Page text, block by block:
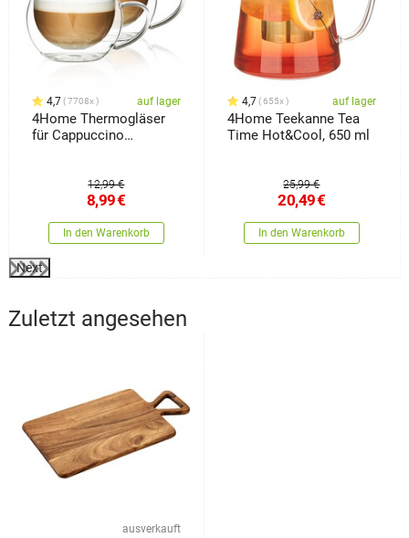
4,7 7708x auf lager
4Home Thermogläser
für Cappuccino
12,99 €
8,99€
In den Warenkorb
4,7 655x auf lager
4Home Teekanne Tea
Time Hot&Cool, 650 ml
25,99 €
20,49€
In den Warenkorb
Next
Zuletzt angesehen
ausverkauft